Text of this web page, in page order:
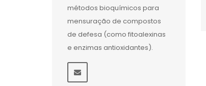
métodos bioquímicos para
mensuração de compostos
de defesa (como fitoalexinas
e enzimas antioxidantes).